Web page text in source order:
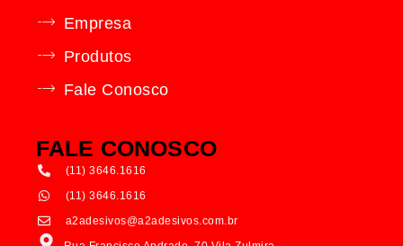
Empresa
Produtos
Fale Conosco
FALE CONOSCO
(11) 3646.1616
(11) 3646.1616
a2adesivos@a2adesivos.com.br